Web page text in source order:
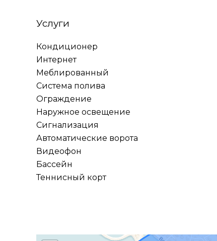
Услуги
Кондиционер
Интернет
Меблированный
Система полива
Ограждение
Наружное освещение
Сигнализация
Автоматические ворота
Видеофон
Бассейн
Теннисный корт